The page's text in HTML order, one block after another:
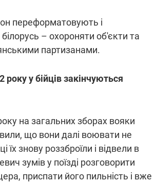
переформатовують і
– охороняти об'єкти та
партизанами.
року у бійців закінчуються
на загальних зборах вояки
що вони далі воювати не
їх знову роззброїли і відвели в
зумів у поїзді розговорити
приспати його пильність і вже